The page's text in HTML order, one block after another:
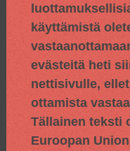
käyttämistä
evästeitä heti
nettisivulle,
ottamista
Tällainen teksti
Euroopan